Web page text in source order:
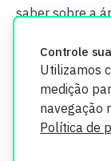
Controle
Utilizamos
medição
navegação
Política de
saber sobre a